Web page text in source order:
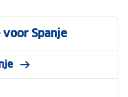
Spanje